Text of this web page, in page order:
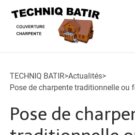
TECHNIQ BATIR>Actualités>
Pose de charpente traditionnelle ou
Pose de